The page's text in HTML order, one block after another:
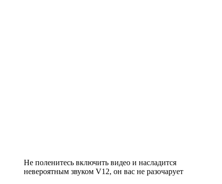
Не поленитесь включить видео и насладится
невероятным звуком V12, он вас не разочарует